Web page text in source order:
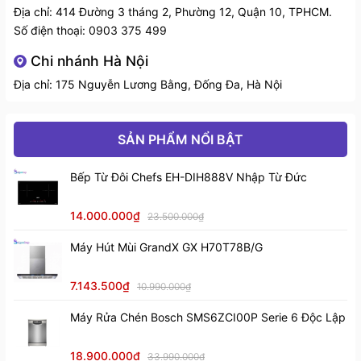
- Tông màu bạc truyền thống của thép không gỉ 304
điển đến hiện đại mà còn tự động "che khuyết điểm"
nhờ khả năng chống bám vân tay và vết nước. Màu
luôn tỏa sáng như mới dù tiếp xúc thường xuyên với
hóa chất tẩy rửa.
Phụ kiện
đi kèm
Basic: 01 bát rác + 01 Siphon + 01 giỏ inox
Plus: 01 bát rác + 01 Siphon + 01 giỏ inox + 01
bảo hành
Siphon: 03 năm
Địa chỉ: 414 Đường 3 tháng 2, Phường 12, Quận 10, TPHCM.
Số điện thoại: 0903 375 499
Chi nhánh Hà Nội
Địa chỉ: 175 Nguyễn Lương Bằng, Đống Đa, Hà Nội
SẢN PHẨM NỔI BẬT
Bếp Từ Đôi Chefs EH-DIH888V Nhập Từ Đức
14.000.000₫ 23.500.000₫
Máy Hút Mùi GrandX GX H70T78B/G
7.143.500₫ 10.990.000₫
Máy Rửa Chén Bosch SMS6ZCI00P Serie 6 Độc Lập
18.900.000₫ 33.990.000₫